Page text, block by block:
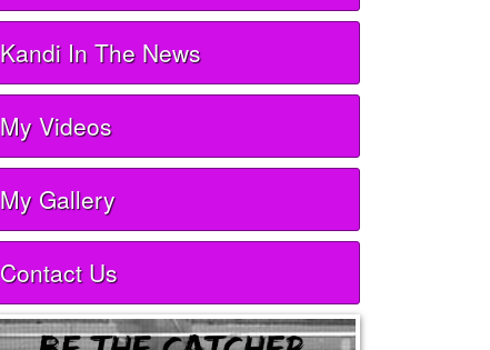
Kandi In The News
My Videos
My Gallery
Contact Us